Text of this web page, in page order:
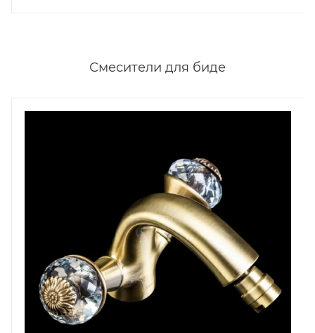
Смесители для биде